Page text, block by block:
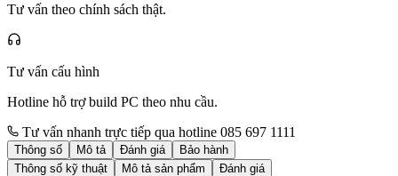
Tư vấn theo chính sách thật.
Tư vấn cấu hình
Hotline hỗ trợ build PC theo nhu cầu.
Tư vấn nhanh trực tiếp qua hotline 085 697 1111
Thông số Mô tả Đánh giá
Bảo hành
Thông số kỹ thuật
Mô tả sản phẩm
Đánh giá